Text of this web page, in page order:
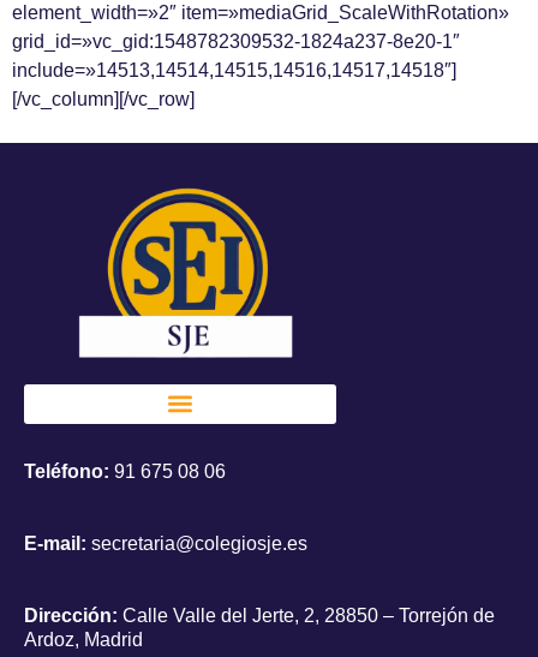
element_width=»2″ item=»mediaGrid_ScaleWithRotation»
grid_id=»vc_gid:1548782309532-1824a237-8e20-1″
include=»14513,14514,14515,14516,14517,14518″]
[/vc_column][/vc_row]
Teléfono: 91 675 08 06
E-mail: secretaria@colegiosje.es
Dirección: Calle Valle del Jerte, 2, 28850 – Torrejón de
Ardoz, Madrid